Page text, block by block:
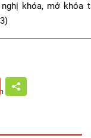
nghị khóa, mở